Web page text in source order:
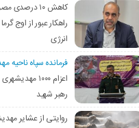
کاهش ۱۰ درصدی
راهکار عبور از اوج
انرژی
فرمانده سپاه ناحیه
اعزام ۱۰۰۰
رهبر شهید
روایتی از عشایر